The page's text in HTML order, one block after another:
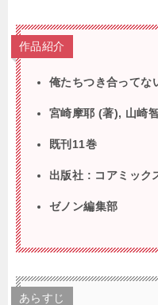
作品紹介
俺たちつき合ってな
宮崎摩耶 (著), 山崎
既刊11巻
出版社 : コアミック
ゼノン編集部
あらすじ